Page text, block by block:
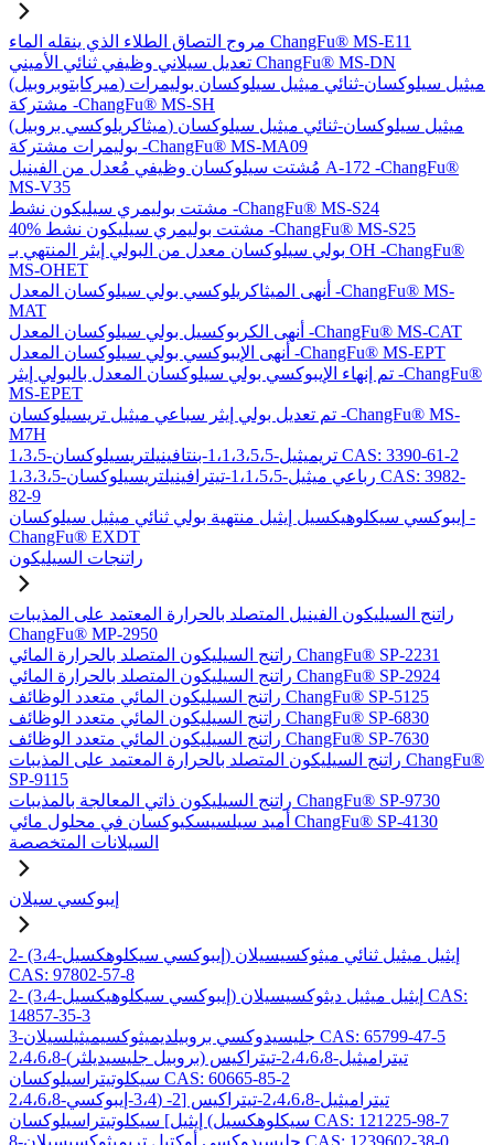
مروج التصاق الطلاء الذي ينقله الماء ChangFu® MS-E11
تعديل سيلاني وظيفي ثنائي الأميني ChangFu® MS-DN
(ميركابتوبروبيل) ميثيل سيلوكسان-ثنائي ميثيل سيلوكسان بوليمرات
مشتركة -ChangFu® MS-SH
(ميثاكريلوكسي بروبيل) ميثيل سيلوكسان-ثنائي ميثيل سيلوكسان
بوليمرات مشتركة -ChangFu® MS-MA09
مُشتت سيلوكسان وظيفي مُعدل من الفينيل A-172 -ChangFu®
MS-V35
مشتت بوليمري سيليكون نشط -ChangFu® MS-S24
40% مشتت بوليمري سيليكون نشط -ChangFu® MS-S25
بولي سيلوكسان معدل من البولي إيثر المنتهي بـ OH -ChangFu®
MS-OHET
أنهى الميثاكريلوكسي بولي سيلوكسان المعدل -ChangFu® MS-
MAT
أنهى الكربوكسيل بولي سيلوكسان المعدل -ChangFu® MS-CAT
أنهى الإيبوكسي بولي سيلوكسان المعدل -ChangFu® MS-EPT
تم إنهاء الإيبوكسي بولي سيلوكسان المعدل بالبولي إيثر -ChangFu®
MS-EPET
تم تعديل بولي إيثر سباعي ميثيل تريسيلوكسان -ChangFu® MS-
M7H
1،3،5-تريميثيل-1،1،3،5،5-بنتافينيلتريسيلوكسان CAS: 3390-61-2
1،3،3،5-رباعي ميثيل-1،1،5،5-تيترافينيلتريسيلوكسان CAS: 3982-
82-9
إيبوكسي سيكلوهيكسيل إيثيل منتهية بولي ثنائي ميثيل سيلوكسان -
ChangFu® EXDT
راتنجات السيليكون
راتنج السيليكون الفينيل المتصلد بالحرارة المعتمد على المذيبات
ChangFu® MP-2950
راتنج السيليكون المتصلد بالحرارة المائي ChangFu® SP-2231
راتنج السيليكون المتصلد بالحرارة المائي ChangFu® SP-2924
راتنج السيليكون المائي متعدد الوظائف ChangFu® SP-5125
راتنج السيليكون المائي متعدد الوظائف ChangFu® SP-6830
راتنج السيليكون المائي متعدد الوظائف ChangFu® SP-7630
راتنج السيليكون المتصلد بالحرارة المعتمد على المذيبات ChangFu®
SP-9115
راتنج السيليكون ذاتي المعالجة بالمذيبات ChangFu® SP-9730
أميد سيلسيسكيوكسان في محلول مائي ChangFu® SP-4130
السيلانات المتخصصة
إيبوكسي سيلان
2- (3،4-إيبوكسي سيكلوهكسيل) إيثيل ميثيل ثنائي ميثوكسيسيلان
CAS: 97802-57-8
2- (3،4-إيبوكسي سيكلوهيكسيل) إيثيل ميثيل ديثوكسيسيلان CAS:
14857-35-3
3-جليسيدوكسي بروبيلديميثوكسيميثيلسيلان CAS: 65799-47-5
2،4،6،8-تيتراميثيل-2،4،6،8-تيتراكيس (بروبيل جليسيديلثر)
سيكلوتيتراسيلوكسان CAS: 60665-85-2
2،4،6،8-تيتراميثيل-2،4،6،8-تيتراكيس [2- (3،4-إيبوكسي
سيكلوهكسيل) إيثيل] سيكلوتيتراسيلوكسان CAS: 121225-98-7
8-جليسيدوكسي أوكتيل تريميثوكسيسيلان CAS: 1239602-38-0